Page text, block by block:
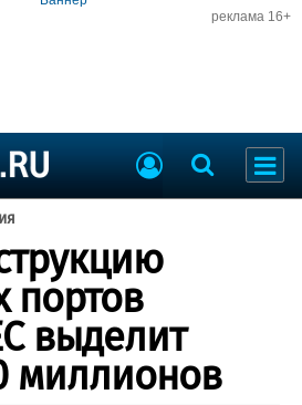
реклама 16+
портов
выделит
миллионов